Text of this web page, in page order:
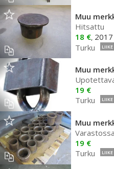
Muu
Hitsattu
18 €, 2017
Turku
LIIKE
Muu
19 €
Turku
LIIKE
Muu
Varastossa
19 €
Turku
LIIKE